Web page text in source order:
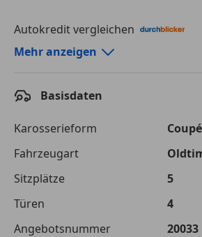
Autokredit vergleichen
Autokredit-Rechner von
Laufzeit
120
Kreditbetrag
€ 54 500,-
Zu zahlender
Gesamtbetrag
€ 76 781,-
Mehr anzeigen
Basisdaten
Karosserieform
Coupé
Fahrzeugart
Sitzplätze
5
Türen
4
Angebotsnummer
20033